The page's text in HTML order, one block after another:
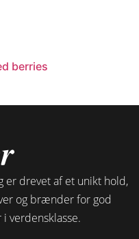
berries
er drevet af et unikt hold,
og brænder for god
verdensklasse.